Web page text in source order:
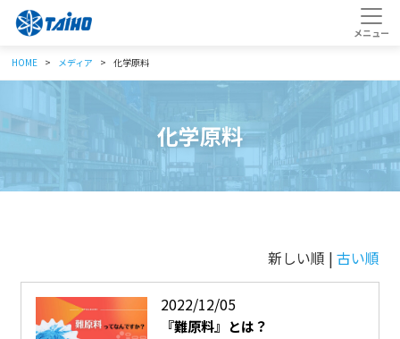
HOME メディア 化学原料
化学原料
新しい順 | 古い順
2022/12/05
『難原料』とは？